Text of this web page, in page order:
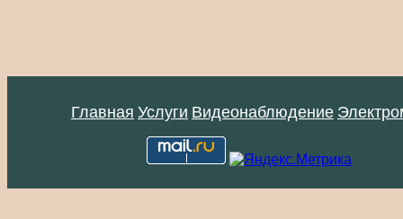
Главная Услуги Видеонаблюдение